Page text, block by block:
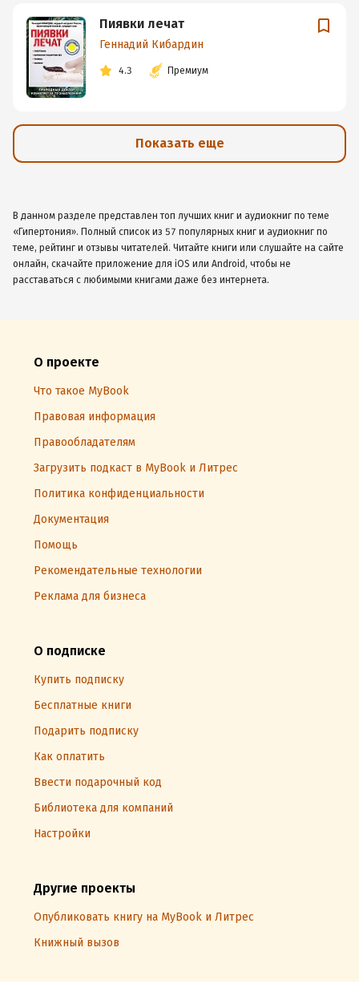
Пиявки лечат
Геннадий Кибардин
4.3 Премиум
Показать еще
В данном разделе представлен топ лучших книг и аудиокниг по теме
«Гипертония». Полный список из 57 популярных книг и аудиокниг по
теме, рейтинг и отзывы читателей. Читайте книги или слушайте на сайте
онлайн, скачайте приложение для iOS или Android, чтобы не
расставаться с любимыми книгами даже без интернета.
О проекте
Что такое MyBook
Правовая информация
Правообладателям
Загрузить подкаст в MyBook и Литрес
Политика конфиденциальности
Документация
Помощь
Рекомендательные технологии
Реклама для бизнеса
О подписке
Купить подписку
Бесплатные книги
Подарить подписку
Как оплатить
Ввести подарочный код
Библиотека для компаний
Настройки
Другие проекты
Опубликовать книгу на MyBook и Литрес
Книжный вызов